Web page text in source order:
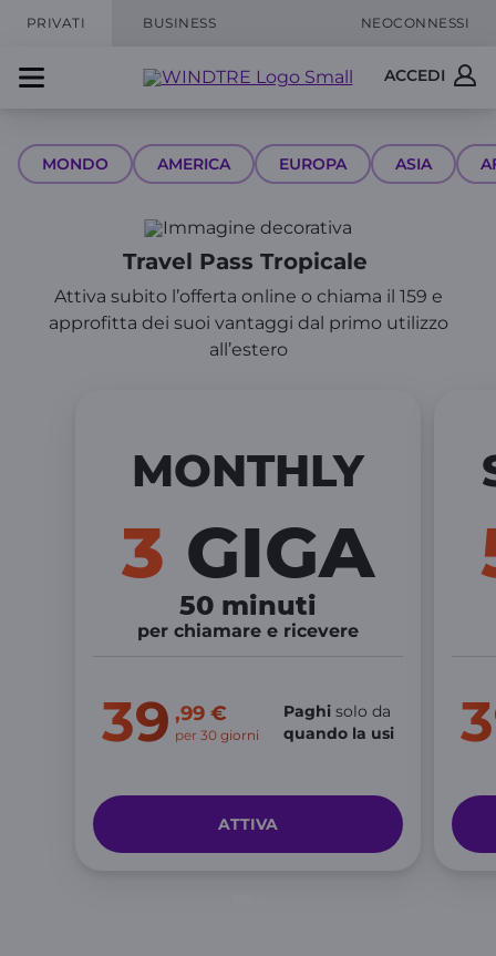
PRIVATI BUSINESS NEOCONNESSI
ACCEDI
MONDO AMERICA EUROPA ASIA
Travel Pass Tropicale
Attiva subito l’offerta online o chiama il 159 e
approfitta dei suoi vantaggi dal primo utilizzo
all’estero
MONTHLY
3 GIGA
50 minuti
per chiamare e ricevere
39 ,99 €
per 30 giorni
Paghi solo da
quando la usi
ATTIVA